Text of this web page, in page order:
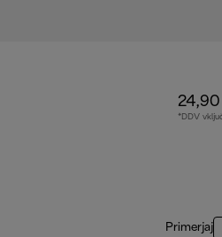
*DDV
Primerjaj